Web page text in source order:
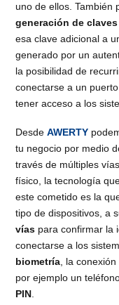
uno de ellos. También
generación de
esa clave adicional a
generado por un
la posibilidad de
conectarse a un
tener acceso a los
DesdeAWERTY
tu negocio por medio
través de múltiples
físico, la tecnología
este cometido es la
tipo de dispositivos, a
vías para confirmar la
conectarse a los
biometría , la conexión
por ejemplo un
PIN